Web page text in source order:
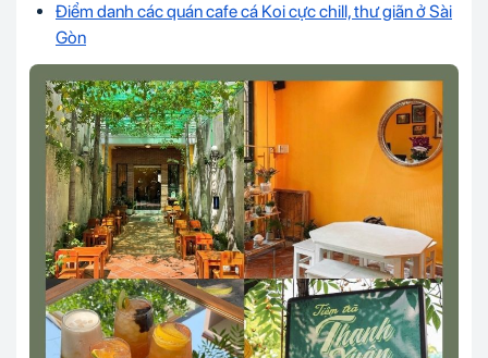
Điểm danh các quán cafe cá Koi cực chill, thư giãn ở Sài
Gòn